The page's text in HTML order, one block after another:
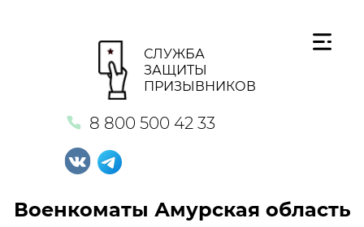
СЛУЖБА
ЗАЩИТЫ
ПРИЗЫВНИКОВ
8 800 500 42 33
Военкоматы Амурская область